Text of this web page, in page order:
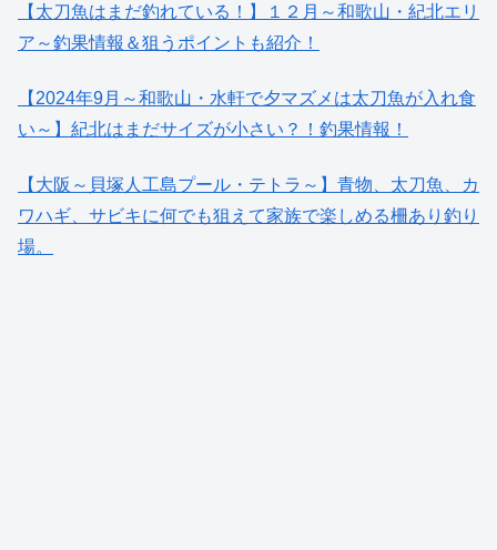
【太刀魚はまだ釣れている！】１２月～和歌山・紀北エリ
ア～釣果情報＆狙うポイントも紹介！
【2024年9月～和歌山・水軒で夕マズメは太刀魚が入れ食
い～】紀北はまだサイズが小さい？！釣果情報！
【大阪～貝塚人工島プール・テトラ～】青物、太刀魚、カ
ワハギ、サビキに何でも狙えて家族で楽しめる柵あり釣り
場。